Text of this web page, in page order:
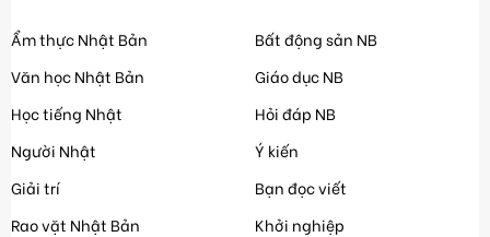
Ẩm thực Nhật Bản
Văn học Nhật Bản
Học tiếng Nhật
Người Nhật
Giải trí
Rao vặt Nhật Bản
Bất động sản NB
Giáo dục NB
Hỏi đáp NB
Ý kiến
Bạn đọc viết
Khởi nghiệp